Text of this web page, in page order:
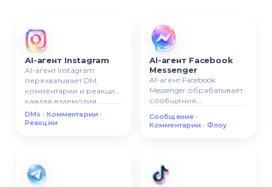
AI-агент Instagram
AI-агент Instagram
перехватывает DM,
комментарии и реакции,
каждая взаемодия
логуется как лид в
вашей CRM.
DMs · Комментарии ·
Реакции
AI-агент Facebook
Messenger
AI-агент Facebook
Messenger обрабатывает
сообщения,
сценарии, все
разговоры
CRM.
Сообщение ·
Комментарии · Флоу